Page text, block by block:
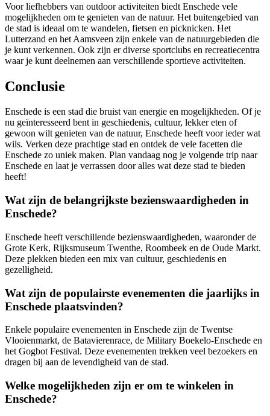
Voor liefhebbers van outdoor activiteiten biedt Enschede vele
mogelijkheden om te genieten van de natuur. Het buitengebied van
de stad is ideaal om te wandelen, fietsen en picknicken. Het
Lutterzand en het Aamsveen zijn enkele van de natuurgebieden die
je kunt verkennen. Ook zijn er diverse sportclubs en recreatiecentra
waar je kunt deelnemen aan verschillende sportieve activiteiten.
Conclusie
Enschede is een stad die bruist van energie en mogelijkheden. Of je
nu geïnteresseerd bent in geschiedenis, cultuur, lekker eten of
gewoon wilt genieten van de natuur, Enschede heeft voor ieder wat
wils. Verken deze prachtige stad en ontdek de vele facetten die
Enschede zo uniek maken. Plan vandaag nog je volgende trip naar
Enschede en laat je verrassen door alles wat deze stad te bieden
heeft!
Wat zijn de belangrijkste bezienswaardigheden in
Enschede?
Enschede heeft verschillende bezienswaardigheden, waaronder de
Grote Kerk, Rijksmuseum Twenthe, Roombeek en de Oude Markt.
Deze plekken bieden een mix van cultuur, geschiedenis en
gezelligheid.
Wat zijn de populairste evenementen die jaarlijks in
Enschede plaatsvinden?
Enkele populaire evenementen in Enschede zijn de Twentse
Vlooienmarkt, de Batavierenrace, de Military Boekelo-Enschede en
het Gogbot Festival. Deze evenementen trekken veel bezoekers en
dragen bij aan de levendigheid van de stad.
Welke mogelijkheden zijn er om te winkelen in
Enschede?